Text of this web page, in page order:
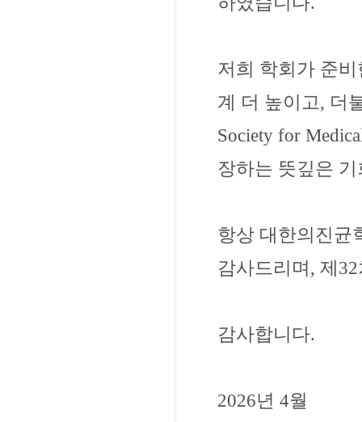
저희 학회가 준
계 더 높이고, 더
Society for
장하는 뜻깊은
항상 대한의진균
감사드리며, 제
감사합니다.
2026년 4월